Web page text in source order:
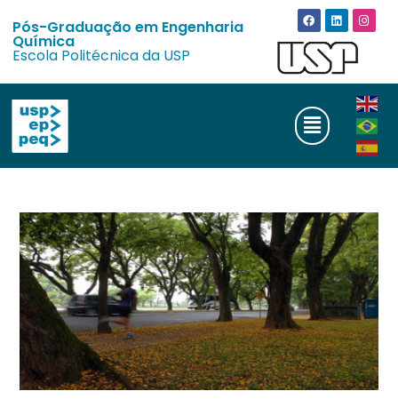
Pós-Graduação em Engenharia
Química
Escola Politécnica da USP